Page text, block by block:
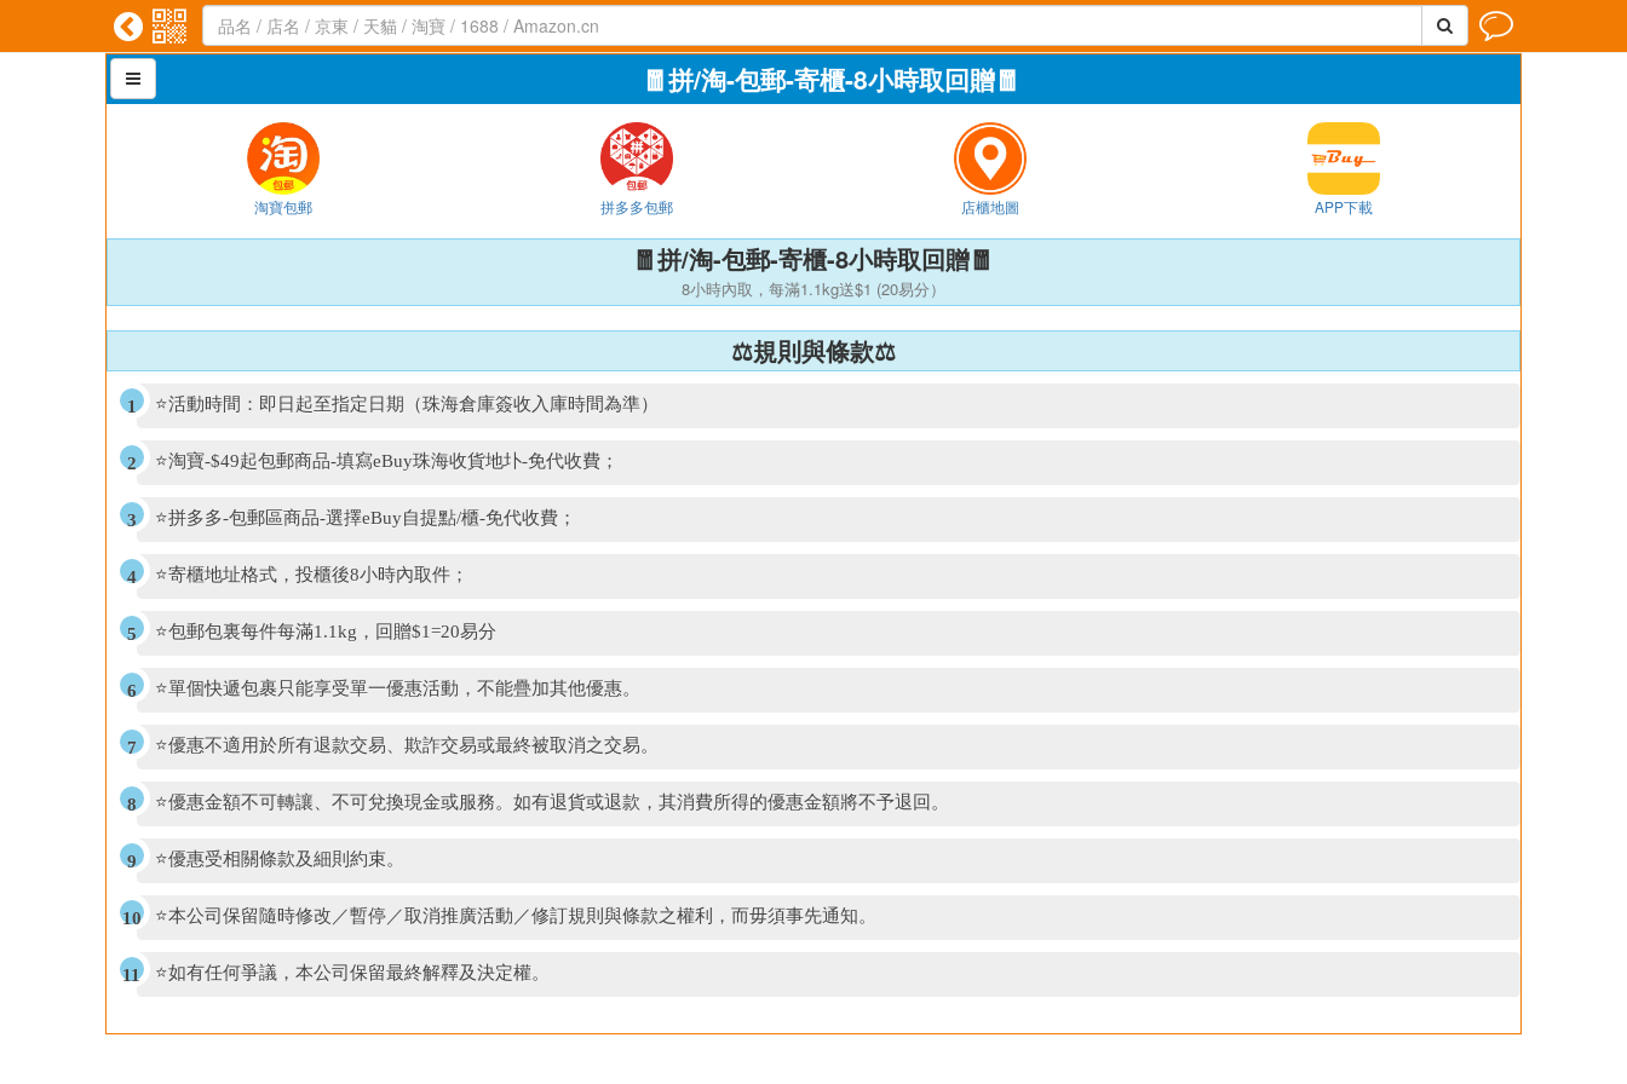
   
 🧧拼/淘-包郵-寄櫃-8小時取回贈🧧
淘寶包郵 拼多多包郵 店櫃地圖 APP下載
🧧拼/淘-包郵-寄櫃-8小時取回贈🧧
8小時內取，每滿1.1kg送$1 (20易分）
⚖️規則與條款⚖️
⭐活動時間：即日起至指定日期（珠海倉庫簽收入庫時間為準）
⭐淘寶-$49起包郵商品-填寫eBuy珠海收貨地圤-免代收費；
⭐拼多多-包郵區商品-選擇eBuy自提點/櫃-免代收費；
⭐寄櫃地址格式，投櫃後8小時內取件；
⭐包郵包裏每件每滿1.1kg，回贈$1=20易分
⭐單個快遞包裹只能享受單一優惠活動，不能疊加其他優惠。
⭐優惠不適用於所有退款交易、欺詐交易或最終被取消之交易。
⭐優惠金額不可轉讓、不可兌換現金或服務。如有退貨或退款，其消費所得的優惠金額將不予退回。
⭐優惠受相關條款及細則約束。
⭐本公司保留隨時修改／暫停／取消推廣活動／修訂規則與條款之權利，而毋須事先通知。
⭐如有任何爭議，本公司保留最終解釋及決定權。